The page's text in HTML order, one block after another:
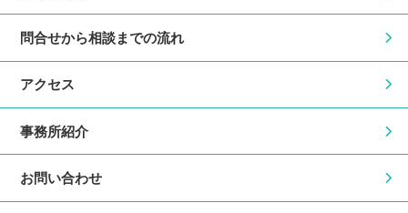
問合せから相談までの流れ
アクセス
事務所紹介
お問い合わせ